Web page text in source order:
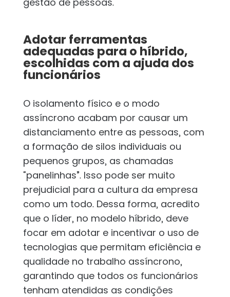
Adotar ferramentas
adequadas para o híbrido,
escolhidas com a ajuda dos
funcionários
O isolamento físico e o modo
assíncrono acabam por causar um
distanciamento entre as pessoas, com
a formação de silos individuais ou
pequenos grupos, as chamadas
“panelinhas”. Isso pode ser muito
prejudicial para a cultura da empresa
como um todo. Dessa forma, acredito
que o líder, no modelo híbrido, deve
focar em adotar e incentivar o uso de
tecnologias que permitam eficiência e
qualidade no trabalho assíncrono,
garantindo que todos os funcionários
tenham atendidas as condições